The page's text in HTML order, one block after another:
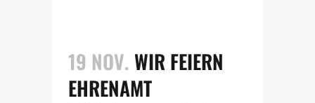
19 NOV. WIR FEIERN
EHRENAMT